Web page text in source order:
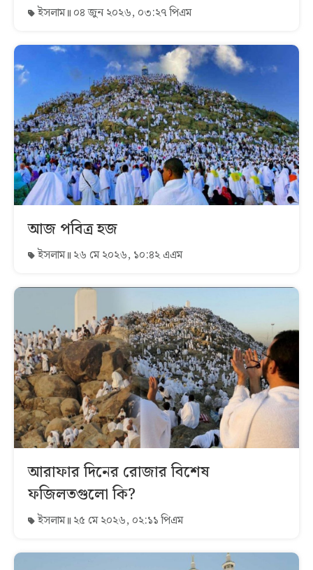
ইসলাম ০৪ জুন ২০২৬, ০৩:২৭ পিএম
আজ পবিত্র হজ
ইসলাম ২৬ মে ২০২৬, ১০:৪২ এএম
আরাফার দিনের রোজার বিশেষ
ফজিলতগুলো কি?
ইসলাম ২৫ মে ২০২৬, ০২:১১ পিএম